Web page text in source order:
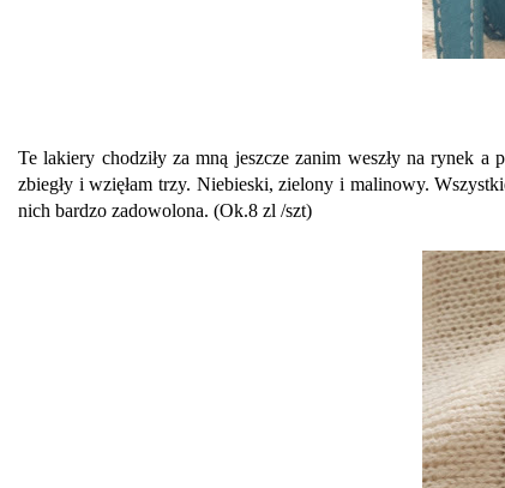
Te lakiery chodziły za mną jeszcze zanim weszły na rynek
zbiegły i wzięłam trzy. Niebieski, zielony i malinowy.
nich bardzo zadowolona. (Ok.8 zl /szt)